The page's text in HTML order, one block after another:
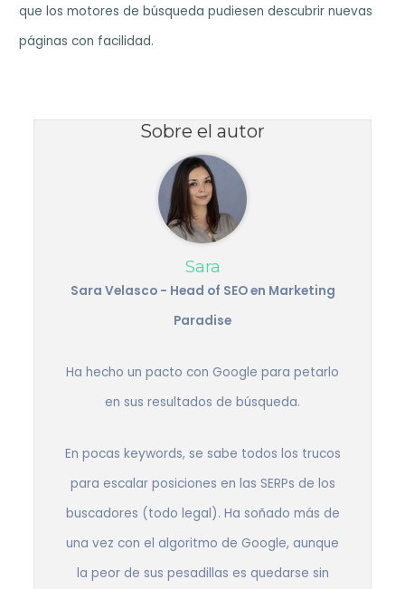
que los motores de búsqueda pudiesen descubrir nuevas
páginas con facilidad.
Sobre el autor
Sara
Sara Velasco - Head of SEO en Marketing
Paradise
Ha hecho un pacto con Google para petarlo
en sus resultados de búsqueda.
En pocas keywords, se sabe todos los trucos
para escalar posiciones en las SERPs de los
buscadores (todo legal). Ha soñado más de
una vez con el algoritmo de Google, aunque
la peor de sus pesadillas es quedarse sin